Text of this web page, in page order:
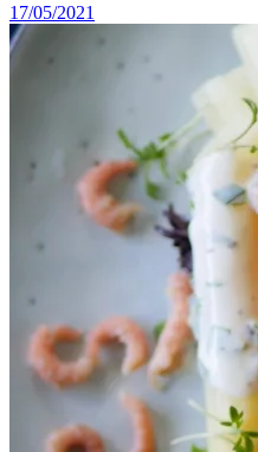
17/05/2021